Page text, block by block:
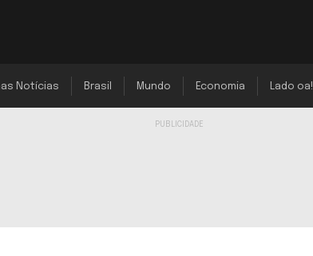
Notícias Brasil Mundo Economia Lado oa!